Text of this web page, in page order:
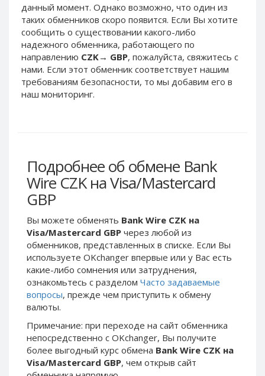
данный момент. Однако возможно, что один из
таких обменников скоро появится. Если Вы хотите
сообщить о существовании какого-либо
надежного обменника, работающего по
направлению CZK→ GBP, пожалуйста, свяжитесь с
нами. Если этот обменник соответствует нашим
требованиям безопасности, то мы добавим его в
наш мониторинг.
Подробнее об обмене Bank
Wire CZK на Visa/Mastercard
GBP
Вы можете обменять Bank Wire CZK на
Visa/Mastercard GBP через любой из
обменников, представленных в списке. Если Вы
используете OKchanger впервые или у Вас есть
какие-либо сомнения или затруднения,
ознакомьтесь с разделом Часто задаваемые
вопросы, прежде чем приступить к обмену
валюты.
Примечание: при переходе на сайт обменника
непосредственно c OKchanger, Вы получите
более выгодный курс обмена Bank Wire CZK на
Visa/Mastercard GBP, чем открыв сайт
Webmoney WMZ
Webmoney WMR
Webmoney WME
Webmoney WMU
Webmoney WMK
Skril EUR
Skril INR
Skril PLN
Skril GBP
Skril AUD
Skril NOK
Skril SEK
Paxum USD
Paxum EUR
Epay USD
Epay EUR
Phone Balance RUB
Webmoney WMZ
Webmoney WMR
Webmoney WME
Webmoney WMU
Webmoney WMK
Skril EUR
Skril INR
Skril GBP
Skril AUD
Skril NOK
Skril SEK
Paxum USD
Epay USD
Epay EUR
Phone Balance RUB